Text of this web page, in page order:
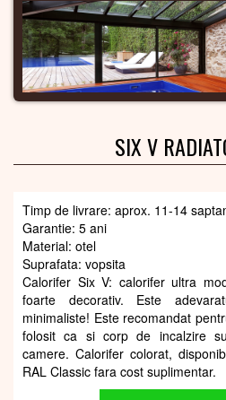
SIX V
Timp de livrare: aprox. 11-14
Garantie: 5 ani
Material: otel
Suprafata: vopsita
Calorifer Six V: calorifer ultra
foarte decorativ. Este
minimaliste! Este recomandat
folosit ca si corp de incalzire
camere. Calorifer colorat,
RAL Classic fara cost suplimentar.